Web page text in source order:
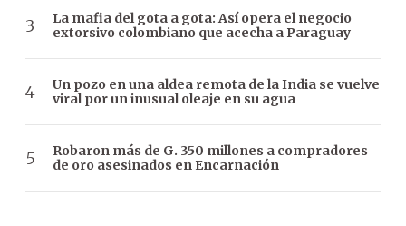
La mafia del gota a gota: Así opera el negocio
extorsivo colombiano que acecha a Paraguay
Un pozo en una aldea remota de la India se vuelve
viral por un inusual oleaje en su agua
Robaron más de G. 350 millones a compradores
de oro asesinados en Encarnación